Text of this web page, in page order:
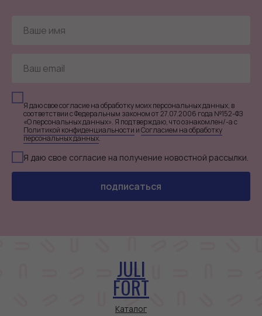
Я даю свое согласие на обработку моих персональных данных, в
соответствии с Федеральным законом от 27.07.2006 года №152-ФЗ
«О персональных данных». Я подтверждаю, что ознакомлен/-а с
Политикой конфиденциальности иСогласием на обработку
персональных данных.
Я даю свое согласие на получение новостной рассылки.
подписаться
Каталог
JULI
FORT